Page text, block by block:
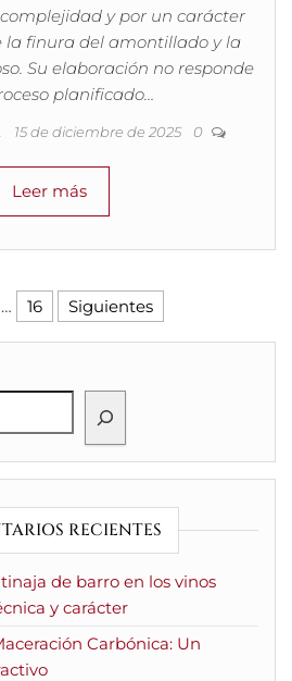
y por un carácter
la finura del amontillado y la
Su elaboración no responde
planificado…
15 de diciembre de 2025 0
Leer más
de entradas
… 16 Siguientes
RECIENTES
de barro en los vinos
y carácter
Carbónica: Un